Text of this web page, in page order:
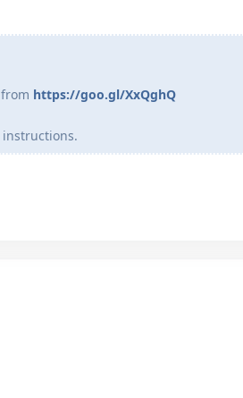
https://goo.gl/XxQghQ